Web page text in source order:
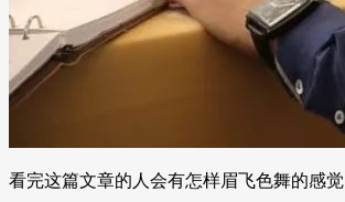
看完这篇文章的人会有怎样眉飞色舞的感觉